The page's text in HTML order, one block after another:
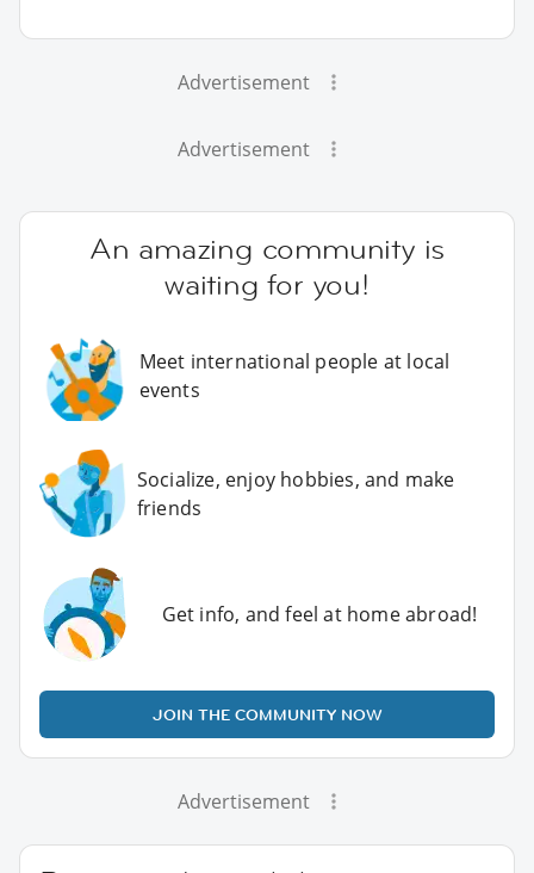
Advertisement
Advertisement
An amazing community is
waiting for you!
Meet international people at local
events
Socialize, enjoy hobbies, and make
friends
Get info, and feel at home abroad!
JOIN THE COMMUNITY NOW
Advertisement